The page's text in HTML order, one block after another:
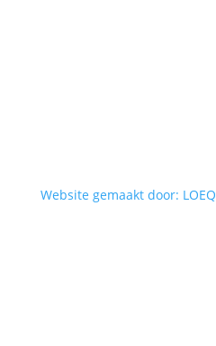
Website gemaakt door: LOEQ